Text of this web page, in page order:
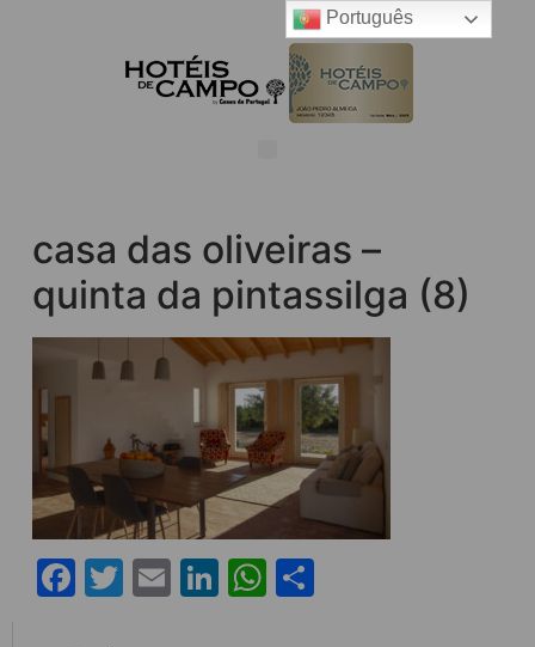
casa das oliveiras –
quinta da pintassilga (8)
Facebook
Twitter
EmailLinkedIn
WhatsApp
Português